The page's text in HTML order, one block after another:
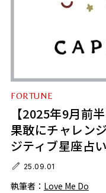
FORTUNE
【2025年9月前
果敢にチャレン
ジティブ星座占い
25.09.01
執筆者： Love Me Do